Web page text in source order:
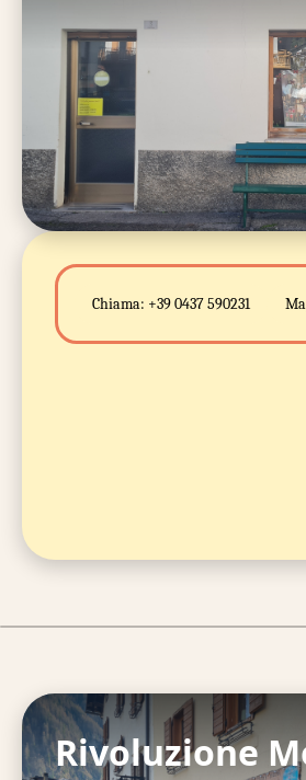
Chiama: +39 0437 590231
Rivoluzione